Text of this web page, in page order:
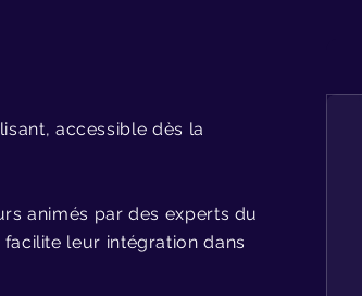
accessible dès la
animés par des experts du
facilite leur intégration dans
POURQUOI CHOISIR
L’ECITV ?